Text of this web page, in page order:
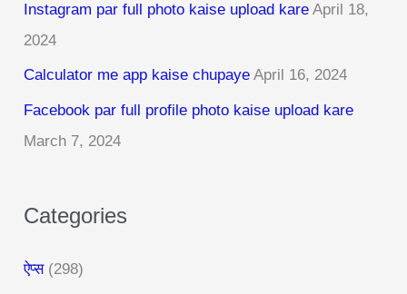
h
f
o
r
:
Instagram par full photo kaise upload kare April 18,
2024
Calculator me app kaise chupaye April 16, 2024
Facebook par full profile photo kaise upload kare
March 7, 2024
Categories
ऐप्स(298)